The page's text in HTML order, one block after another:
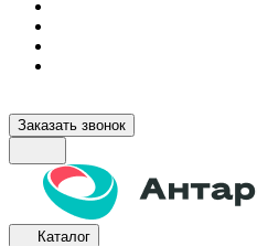
Заказать звонок
Каталог